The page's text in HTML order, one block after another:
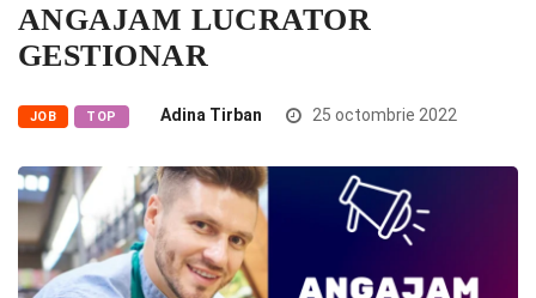
ANGAJAM LUCRATOR
GESTIONAR
JOB TOP Adina Tirban 25 octombrie 2022